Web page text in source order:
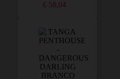
€ 58,04